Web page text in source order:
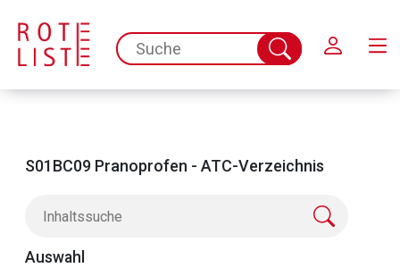
spc.search.input.placeholder
Suche
abschicken
S01BC09 Pranoprofen - ATC-Verzeichnis
Auswahl